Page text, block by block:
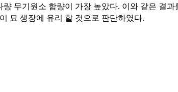
량 무기원소 함량이 가장 높았다. 이와 같은 결
묘 생장에 유리 할 것으로 판단하였다.